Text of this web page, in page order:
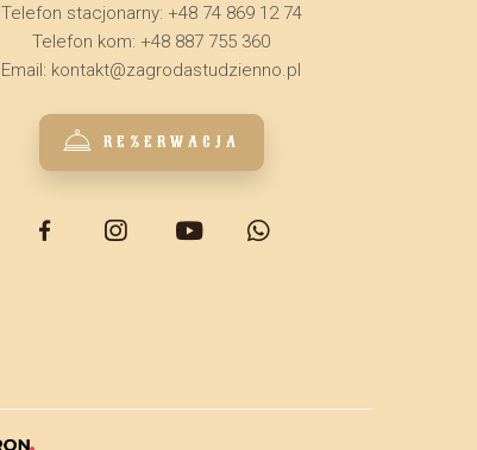
Telefon stacjonarny: +48 74 869 12 74
Telefon kom: +48 887 755 360
Email: kontakt@zagrodastudzienno.pl
REZERWACJA